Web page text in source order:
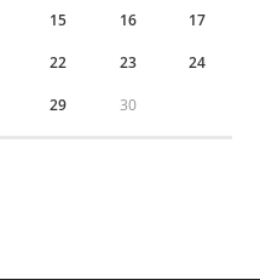
15 16 17
22 23 24
29 30